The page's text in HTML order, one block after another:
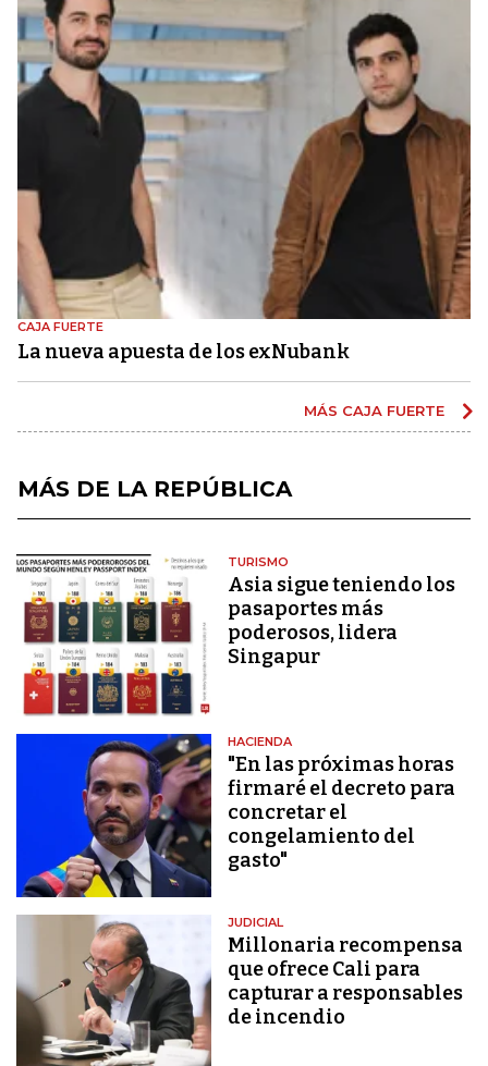
CAJA FUERTE
La nueva apuesta de los exNubank
MÁS CAJA FUERTE
MÁS DE LA REPÚBLICA
TURISMO
Asia sigue teniendo los
pasaportes más
poderosos, lidera
Singapur
HACIENDA
"En las próximas horas
firmaré el decreto para
concretar el
congelamiento del
gasto"
JUDICIAL
Millonaria recompensa
que ofrece Cali para
capturar a responsables
de incendio